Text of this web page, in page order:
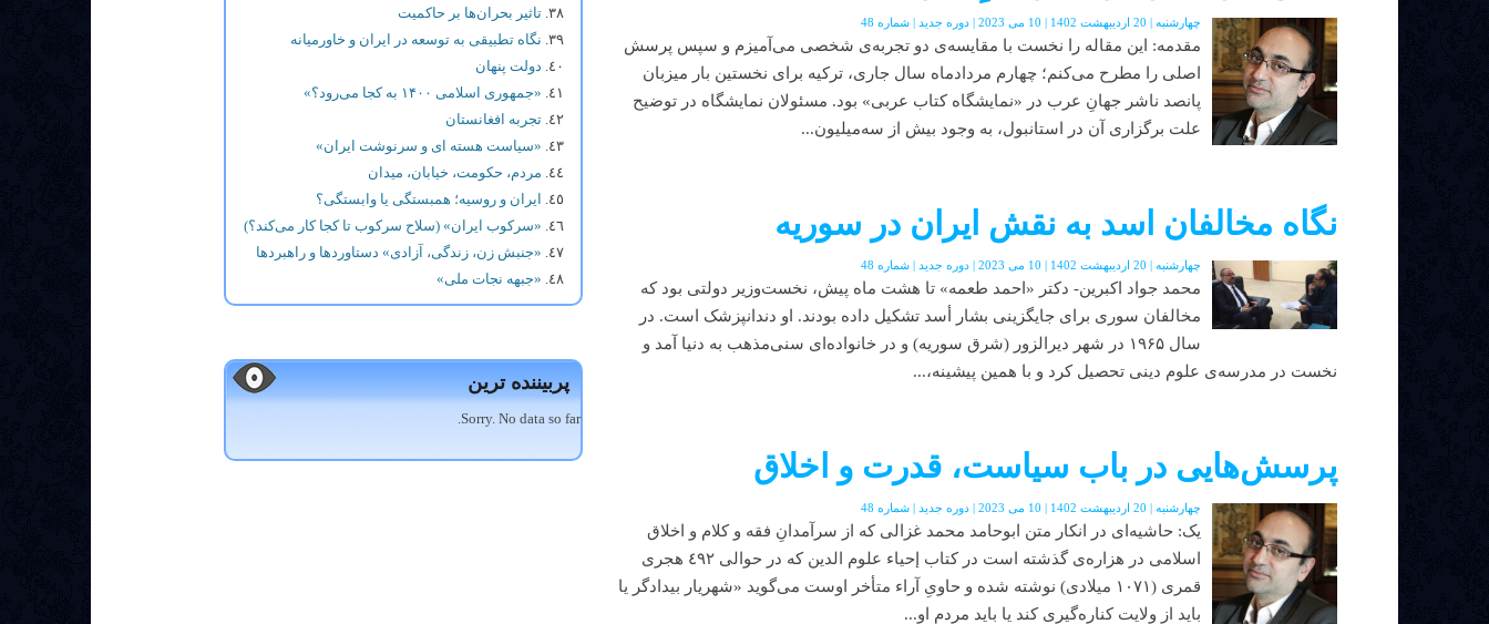
چهارشنبه | 20 اردیبهشت 1402 | 10 می 2023 | دوره جدید | شماره 48
مقدمه: این مقاله را نخست با مقایسه‌ی دو تجربه‌ی شخصی می‌آمیزم و سپس پرسش
اصلی را مطرح می‌کنم؛ چهارم مردادماه سال جاری، ترکیه برای نخستین بار میزبان
پانصد ناشر جهانِ عرب در «نمایشگاه کتاب عربی» بود. مسئولان نمایشگاه در توضیح
علت برگزاری آن در استانبول، به وجود بیش از سه‌میلیون...
نگاه مخالفان اسد به نقش ایران در سوریه
چهارشنبه | 20 اردیبهشت 1402 | 10 می 2023 | دوره جدید | شماره 48
محمد جواد اکبرین- دکتر «احمد طعمه» تا هشت ماه پیش، نخست‌وزیر دولتی بود که
مخالفان سوری برای جایگزینی بشار أسد تشکیل داده بودند. او دندانپزشک است. در
سال ۱۹۶۵ در شهر دیرالزور (شرق سوریه) و در خانواده‌ای سنی‌مذهب به دنیا آمد و
نخست در مدرسه‌ی علوم دینی تحصیل کرد و با همین پیشینه،...
پرسش‌هایی در باب سیاست، قدرت و اخلاق
چهارشنبه | 20 اردیبهشت 1402 | 10 می 2023 | دوره جدید | شماره 48
یک: حاشیه‌ای در انکار متن ابوحامد محمد غزالی که از سرآمدانِ فقه و کلام و اخلاق
اسلامی در هزاره‌ی گذشته است در کتاب إحياء علوم الدين كه در حوالى ٤٩٢ هجرى
قمرى (١٠٧١ ميلادى) نوشته شده و حاوىِ آراء متأخر اوست می‌گوید «شهریار بیدادگر یا
باید از ولایت کناره‌گیری کند یا باید مردم او...
تاثیر بحران‌ها بر حاکمیت
نگاه تطبیقی به توسعه در ایران و خاورمیانه
دولت پنهان
«جمهوری اسلامی ۱۴۰۰ به کجا می‌رود؟»
تجربه افغانستان
«سیاست هسته ای و سرنوشت ایران»
مردم، حکومت، خیابان، میدان
ایران و روسیه؛ همبستگی یا وابستگی؟
«سرکوب ایران» (سلاح سرکوب تا کجا کار می‌کند؟)
«جنبش زن، زندگی، آزادی» دستاوردها و راهبردها
«جبهه نجات ملی»
پربیننده ترین
Sorry. No data so far.